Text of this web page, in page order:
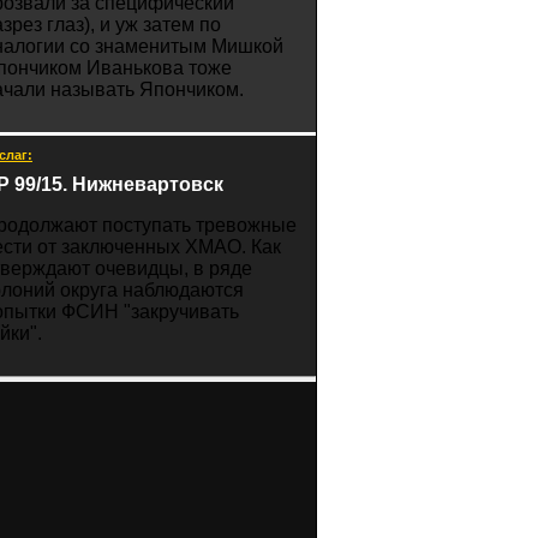
глаз), и уж затем по
со знаменитым Мишкой
Иванькова тоже
называть Япончиком.
99/15. Нижневартовск
поступать тревожные
от заключенных ХМАО. Как
очевидцы, в ряде
округа наблюдаются
ФСИН "закручивать